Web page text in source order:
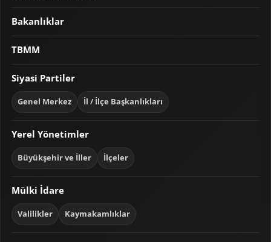
Bakanlıklar
TBMM
Siyasi Partiler
Genel Merkez İl / İlçe Başkanlıkları
Yerel Yönetimler
Büyükşehir ve İller İlçeler
Mülki İdare
Valilikler Kaymakamlıklar